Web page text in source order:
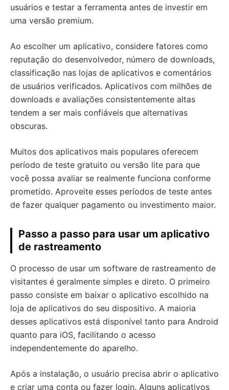
usuários e testar a ferramenta antes de investir em
uma versão premium.
Ao escolher um aplicativo, considere fatores como
reputação do desenvolvedor, número de downloads,
classificação nas lojas de aplicativos e comentários
de usuários verificados. Aplicativos com milhões de
downloads e avaliações consistentemente altas
tendem a ser mais confiáveis que alternativas
obscuras.
Muitos dos aplicativos mais populares oferecem
período de teste gratuito ou versão lite para que
você possa avaliar se realmente funciona conforme
prometido. Aproveite esses períodos de teste antes
de fazer qualquer pagamento ou investimento maior.
Passo a passo para usar um aplicativo
de rastreamento
O processo de usar um software de rastreamento de
visitantes é geralmente simples e direto. O primeiro
passo consiste em baixar o aplicativo escolhido na
loja de aplicativos do seu dispositivo. A maioria
desses aplicativos está disponível tanto para Android
quanto para iOS, facilitando o acesso
independentemente do aparelho.
Após a instalação, o usuário precisa abrir o aplicativo
e criar uma conta ou fazer login. Alguns aplicativos